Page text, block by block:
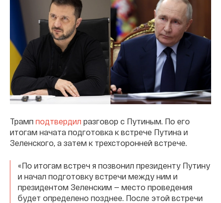
Трамп подтвердил разговор с Путиным. По его
итогам начата подготовка к встрече Путина и
Зеленского, а затем к трехсторонней встрече.
«По итогам встреч я позвонил президенту Путину
и начал подготовку встречи между ним и
президентом Зеленским — место проведения
будет определено позднее. После этой встречи